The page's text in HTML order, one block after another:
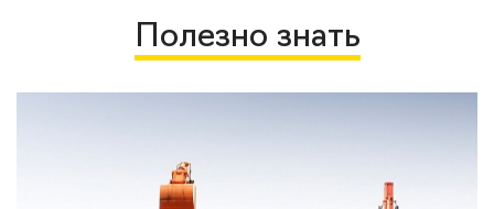
Полезно знать